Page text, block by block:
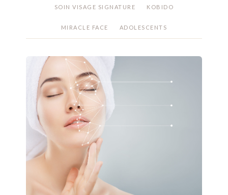
SOIN VISAGE SIGNATURE KOBIDO
MIRACLE FACE ADOLESCENTS